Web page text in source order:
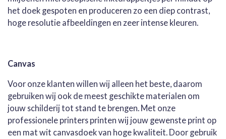
het doek gespoten en produceren zo een diep contrast,
hoge resolutie afbeeldingen en zeer intense kleuren.
Canvas
Voor onze klanten willen wij alleen het beste, daarom
gebruiken wij ook de meest geschikte materialen om
jouw schilderij tot stand te brengen. Met onze
professionele printers printen wij jouw gewenste print op
een mat wit canvasdoek van hoge kwaliteit. Door gebruik